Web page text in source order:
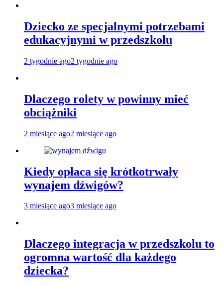
Dziecko ze specjalnymi potrzebami
edukacyjnymi w przedszkolu
2 tygodnie ago2 tygodnie ago
Dlaczego rolety w powinny mieć
obciążniki
2 miesiące ago2 miesiące ago
Kiedy opłaca się krótkotrwały
wynajem dźwigów?
3 miesiące ago3 miesiące ago
Dlaczego integracja w przedszkolu to
ogromna wartość dla każdego
dziecka?